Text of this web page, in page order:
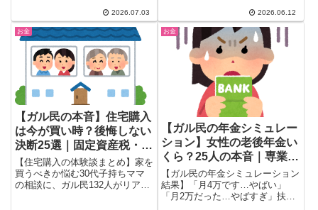
ザ、NISA投資の本音まで、30〜
50代女性が今すぐ真似できる節
約テクをコメント付きで紹介しま
す。
2026.07.03
院・個人店では現金が必要な場面
も。30-50代女性のキャッシュレ
ス生活のリアルな声20選と上手
な使い分けをまとめました。
2026.06.12
お金
【ガル民の本音】住宅購入
は今が買い時？後悔しない
決断25選｜固定資産税・金
利・戸建てvsマンション
【住宅購入の体験談まとめ】家を
買うべきか悩む30代子持ちママ
の相談に、ガル民132人がリアル
お金
【ガル民の年金シミュレー
ション】女性の老後年金い
くら？25人の本音｜専業主
婦・扶養内・正社員の差
【ガル民の年金シミュレーション
結果】「月4万です…やばい」
「月2万だった…やばすぎ」扶養